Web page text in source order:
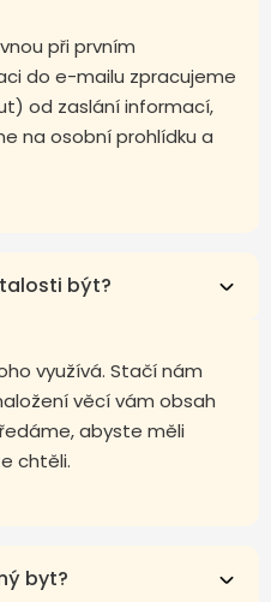
při prvním
do e-mailu zpracujeme
od zaslání informací,
na osobní prohlídku a
být?
využívá. Stačí nám
věcí vám obsah
abyste měli
chtěli.
byt?